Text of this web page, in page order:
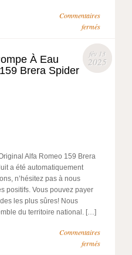
Commentaires
fermés
fév 13
2025
À Eau
Brera Spider
Alfa Romeo 159 Brera
a été automatiquement
n’hésitez pas à nous
positifs. Vous pouvez payer
les plus sûres! Nous
du territoire national. […]
Commentaires
fermés